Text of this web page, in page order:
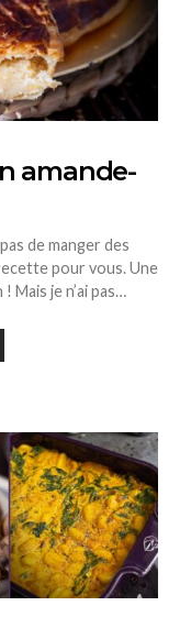
amande-
de manger des
pour vous. Une
Mais je n’ai pas…